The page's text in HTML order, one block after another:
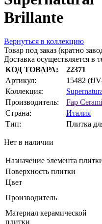
Brillante
Вернуться в коллекцию
Товар под заказ (кратно
Доставка осуществляется в
КОД ТОВАРА:
22371
Артикул:
15482
Коллекция:
Производитель:
Fap
Страна:
Италия
Тип:
Плитка
Нет в наличии
Назначение элемента
Поверхность плитки
Цвет
Производитель
Материал керамической
плитки